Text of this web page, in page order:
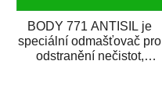
BODY 771 ANTISIL je
speciální odmašťovač pro
odstranění nečistot,